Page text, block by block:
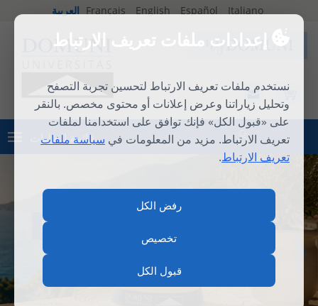
إعدادات ملفات تعريف الارتباط
نستخدم ملفات تعريف الارتباط لتحسين تجربة التصفح
وتحليل زياراتنا وعرض إعلانات أو محتوى مخصص. بالنقر
على «قبول الكل» فإنك توافق على استخدامنا لملفات
تعريف الارتباط. مزيد من المعلومات في سياسة ملفات
تعريف الارتباط.
رفض الكل
تخصيص
قبول الكل
Français English Español Italiano العربية
قائمة الطلبات تسجيل الدخول